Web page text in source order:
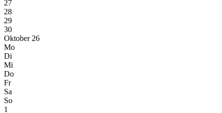
27
28
29
30
Oktober 26
Mo
Di
Mi
Do
Fr
Sa
So
1